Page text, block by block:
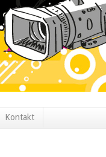
Kontakt